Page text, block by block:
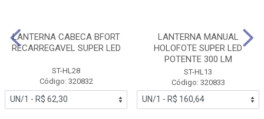
LANTERNA CABECA BFORT
RECARREGAVEL SUPER LED
ST-HL28
Código: 320832
LANTERNA MANUAL
HOLOFOTE SUPER LED
POTENTE 300 LM
ST-HL13
Código: 320833